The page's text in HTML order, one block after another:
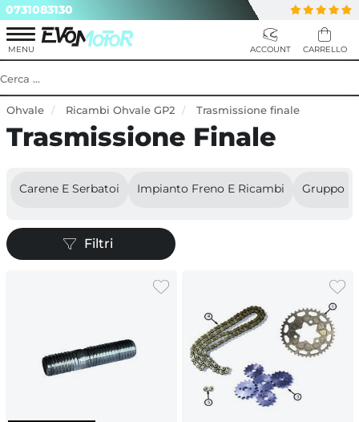
0731083130
Ohvale Ricambi Ohvale GP2 Trasmissione finale
Trasmissione Finale
Carene E Serbatoi Impianto Freno E Ricambi Gruppo
Filtri